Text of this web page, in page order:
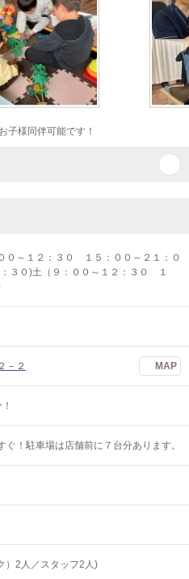
子様同伴可能です！
０～１２：３０ １５：００～２１：０
３０)土（９：００～１２：３０ １
－２ MAP
ぐ！駐車場は店舗前に７台分あります。
）2人／スタッフ2人)